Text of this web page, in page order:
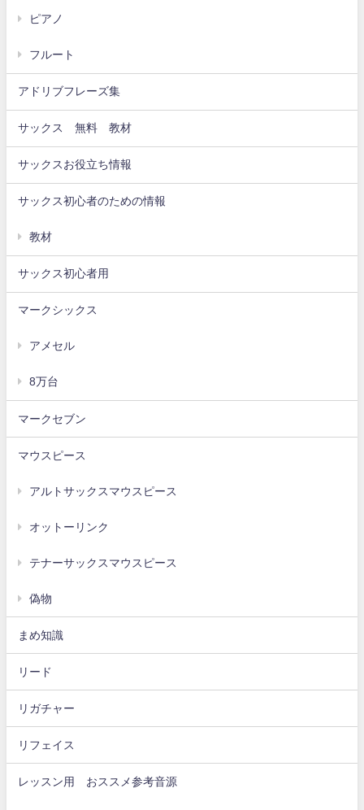
ピアノ
フルート
アドリブフレーズ集
サックス 無料 教材
サックスお役立ち情報
サックス初心者のための情報
教材
サックス初心者用
マークシックス
アメセル
8万台
マークセブン
マウスピース
アルトサックスマウスピース
オットーリンク
テナーサックスマウスピース
偽物
まめ知識
リード
リガチャー
リフェイス
レッスン用 おススメ参考音源